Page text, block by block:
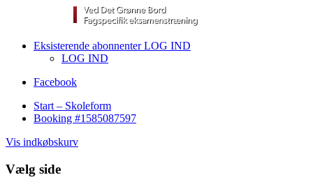
Eksisterende abonnenter LOG IND
LOG IND
Facebook
Start – Skoleform
Booking #1585087597
Vis indkøbskurv
Vælg side